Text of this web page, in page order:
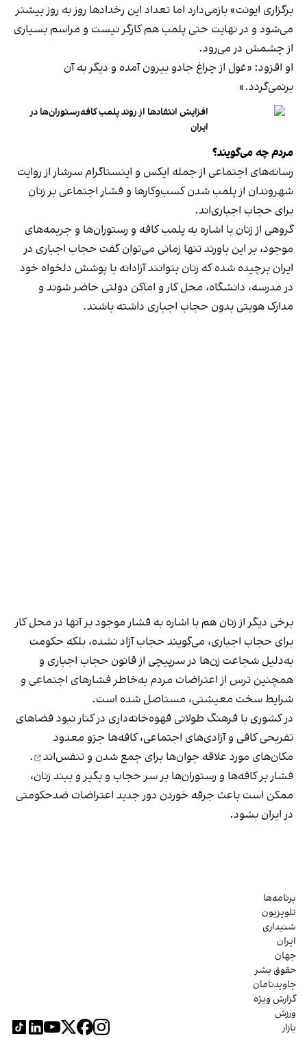
برگزاری ایونت» بازمی‌دارد اما تعداد این رخدادها روز به روز بیشتر
می‌شود و در نهایت حتی پلمب هم کارگر نیست و مراسم بسیاری
از چشمش در می‌رود.
او افزود: «غول از چراغ جادو بیرون آمده و دیگر به آن
برنمی‎‌گردد.»
افزایش انتقادها از روند پلمب کافه‌رستوران‌ها در
ایران
مردم چه می‌گویند؟
رسانه‎‌های اجتماعی از جمله ایکس و اینستاگرام سرشار از روایت
شهروندان از پلمب شدن کسب‌وکارها و فشار اجتماعی بر زنان
برای حجاب اجباری‌اند.
گروهی از زنان با اشاره به پلمب کافه و رستوران‌ها و جریمه‌های
موجود، بر این باورند تنها زمانی می‌توان گفت حجاب اجباری در
ایران برچیده شده که زنان بتوانند آزادانه با پوشش دلخواه خود
در مدرسه، دانشگاه، محل کار و اماکن دولتی حاضر شوند و
مدارک هویتی بدون حجاب اجباری داشته باشند.
برخی دیگر از زنان هم با اشاره به فشار موجود بر آنها در محل کار
برای حجاب اجباری، می‌گویند حجاب آزاد نشده، بلکه حکومت
به‌دلیل شجاعت زن‌ها در سرپیچی از قانون حجاب اجباری و
همچنین ترس از اعتراضات مردم به‌خاطر فشارهای اجتماعی و
شرایط سخت معیشتی، مستاصل شده است.
در کشوری با فرهنگ طولانی قهوه‌‌خانه‌داری در کنار نبود فضاهای
تفریحی کافی و آزادی‌های اجتماعی، کافه‌ها جزو معدود
مکان‌های مورد علاقه جوان‌ها برای جمع شدن و تنفس‌اند
.
فشار بر کافه‌ها و رستوران‌ها بر سر حجاب و بگیر و ببند زنان،
ممکن است باعث جرقه خوردن دور جدید اعتراضات ضدحکومتی
در ایران بشود.
برنامه‌ها
تلویزیون
شنیداری
ایران
جهان
حقوق بشر
جاویدنامان
گزارش ویژه
ورزش
بازار